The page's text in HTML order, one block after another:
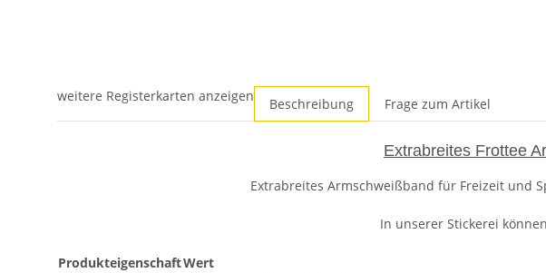
weitere Registerkarten anzeigen Beschreibung Frage zum Artikel
Extrabreites Frottee
Extrabreites Armschweißband für Freizeit und
In unserer Stickerei
ProdukteigenschaftWert